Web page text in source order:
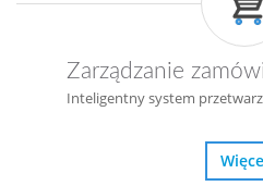
Zarządzanie
Inteligentny system